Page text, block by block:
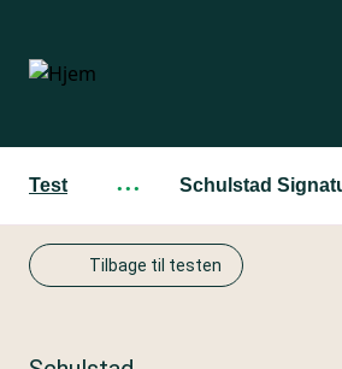
hovedindhold
Test ··· Schulstad
Tilbage til testen